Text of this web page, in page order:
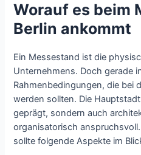
Worauf es beim
Berlin ankommt
Ein Messestand ist die
Unternehmens. Doch gerade
Rahmenbedingungen, die bei
werden sollten. Die
geprägt, sondern auch
organisatorisch
sollte folgende Aspekte im